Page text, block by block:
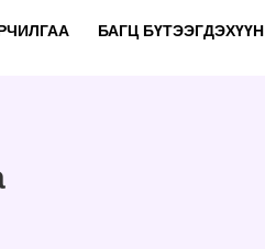
БАГЦ БҮТЭЭГДЭХҮҮН